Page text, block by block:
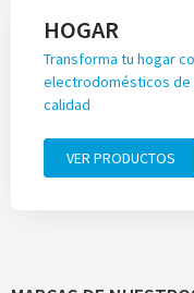
HOGAR
Transforma tu hogar
electrodomésticos de
calidad
VER PRODUCTOS